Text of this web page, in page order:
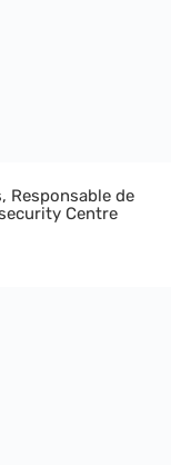
Responsable de
Centre